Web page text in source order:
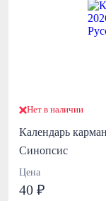
Нет в наличии
Календарь
Синопсис
Цена
40 ₽